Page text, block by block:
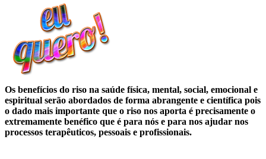
Os benefícios do riso na saúde física, mental, social, emocional e
espiritual serão abordados de forma abrangente e científica pois
o dado mais importante que o riso nos aporta é precisamente o
extremamente benéfico que é para nós e para nos ajudar nos
processos terapêuticos, pessoais e profissionais.